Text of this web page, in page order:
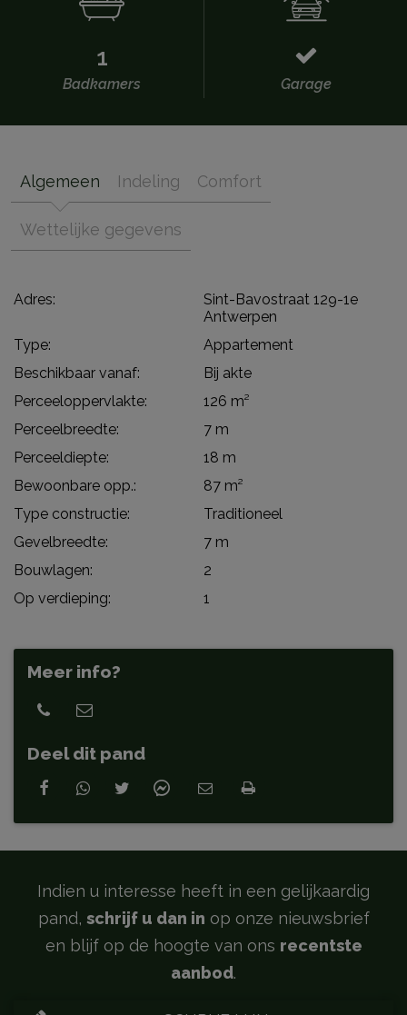
1
Badkamers Garage
Algemeen Indeling Comfort
Wettelijke gegevens
Adres:
Sint-Bavostraat 129-1e
Antwerpen
Type:
Appartement
Beschikbaar vanaf:
Bij akte
Perceeloppervlakte:
126 m²
Perceelbreedte:
7 m
Perceeldiepte:
18 m
Bewoonbare opp.:
87 m²
Type constructie:
Traditioneel
Gevelbreedte:
7 m
Bouwlagen:
2
Op verdieping:
1
Meer info?
Deel dit pand
Indien u interesse heeft in een gelijkaardig
pand, schrijf u dan in op onze nieuwsbrief
en blijf op de hoogte van ons recentste
aanbod.